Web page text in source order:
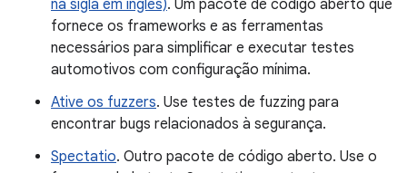
na sigla em inglês). Um pacote de código aberto que
fornece os frameworks e as ferramentas
necessários para simplificar e executar testes
automotivos com configuração mínima.
Ative os fuzzers. Use testes de fuzzing para
encontrar bugs relacionados à segurança.
Spectatio. Outro pacote de código aberto. Use o